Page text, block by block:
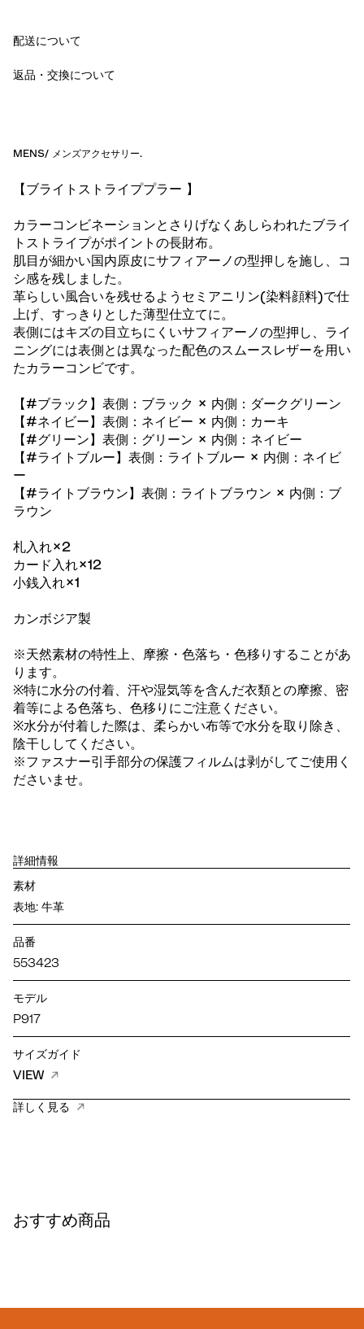
配送について
返品・交換について
MENS/ メンズアクセサリー.
【ブライトストライププラー 】
カラーコンビネーションとさりげなくあしらわれたブライ
トストライプがポイントの長財布。
肌目が細かい国内原皮にサフィアーノの型押しを施し、コ
シ感を残しました。
革らしい風合いを残せるようセミアニリン(染料顔料)で仕
上げ、すっきりとした薄型仕立てに。
表側にはキズの目立ちにくいサフィアーノの型押し、ライ
ニングには表側とは異なった配色のスムースレザーを用い
たカラーコンビです。
【#ブラック】表側：ブラック × 内側：ダークグリーン
【#ネイビー】表側：ネイビー × 内側：カーキ
【#グリーン】表側：グリーン × 内側：ネイビー
【#ライトブルー】表側：ライトブルー × 内側：ネイビ
ー
【#ライトブラウン】表側：ライトブラウン × 内側：ブ
ラウン
札入れ×2
カード入れ×12
小銭入れ×1
カンボジア製
※天然素材の特性上、摩擦・色落ち・色移りすることがあ
ります。
※特に水分の付着、汗や湿気等を含んだ衣類との摩擦、密
着等による色落ち、色移りにご注意ください。
※水分が付着した際は、柔らかい布等で水分を取り除き、
陰干ししてください。
※ファスナー引手部分の保護フィルムは剥がしてご使用く
ださいませ。
詳細情報
素材
表地: 牛革
品番
553423
モデル
P917
サイズガイド
VIEW
詳しく見る
おすすめ商品